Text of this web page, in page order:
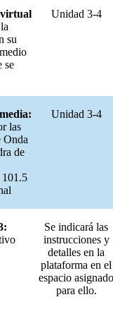
su
se
Unidad 3-4
las
Onda
de
101.5
Unidad 3-4
Se indicará las
instrucciones y
detalles en la
plataforma en el
espacio asignado
para ello.